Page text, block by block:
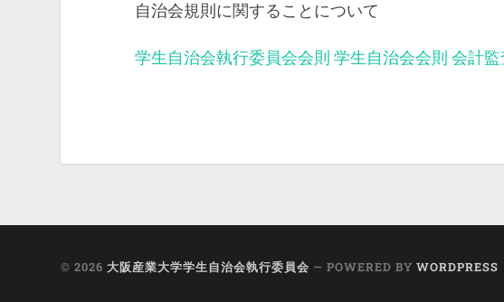
自治会規則に関することについて
学生自治会執行委員会会則 学生自治会会則 会計監
© 2026 大阪産業大学学生自治会執行委員会 — POWERED BYWORDPRESS